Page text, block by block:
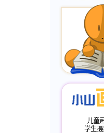
儿童
学生